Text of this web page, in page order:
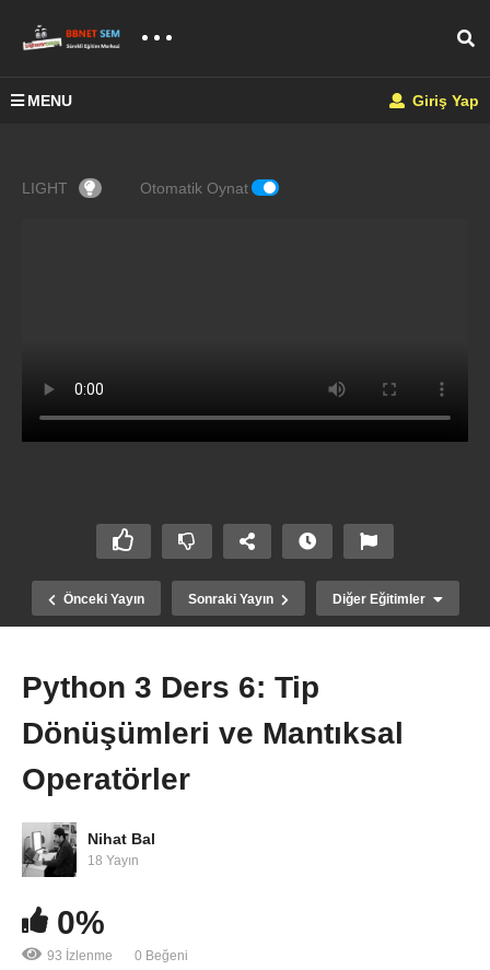
MENU Giriş Yap
LIGHT Otomatik Oynat
Önceki Yayın Sonraki Yayın Diğer Eğitimler
Scratch ile Kuşbakışı Oyun Yapımı 2. Bölüm
Python 3 Ders 6: Tip
Dönüşümleri ve Mantıksal
Operatörler
Nihat Bal
18 Yayın
0%
93 İzlenme 0 Beğeni